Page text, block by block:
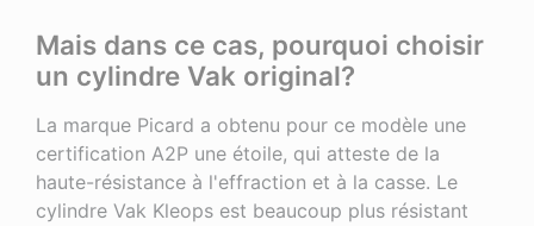
Mais dans ce cas, pourquoi choisir
un cylindre Vak original?
La marque Picard a obtenu pour ce modèle une
certification A2P une étoile, qui atteste de la
haute-résistance à l'effraction et à la casse. Le
cylindre Vak Kleops est beaucoup plus résistant